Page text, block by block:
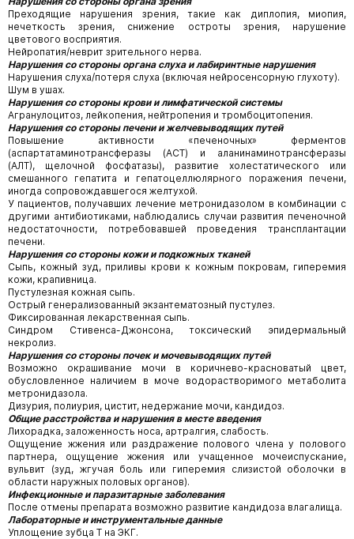
Преходящие нарушения зрения, такие как диплопия, миопия,
нечеткость зрения, снижение остроты зрения, нарушение
цветового восприятия.
Нейропатия/неврит зрительного нерва.
Нарушения со стороны органа слуха и лабиринтные нарушения
Нарушения слуха/потеря слуха (включая нейросенсорную глухоту).
Шум в ушах.
Нарушения со стороны крови и лимфатической системы
Агранулоцитоз, лейкопения, нейтропения и тромбоцитопения.
Нарушения со стороны печени и желчевыводящих путей
Повышение активности «печеночных» ферментов
(аспартатаминотрансферазы (ACT) и аланинаминотрансферазы
(АЛТ), щелочной фосфатазы), развитие холестатического или
смешанного гепатита и гепатоцеллюлярного поражения печени,
иногда сопровождавшегося желтухой.
У пациентов, получавших лечение метронидазолом в комбинации с
другими антибиотиками, наблюдались случаи развития печеночной
недостаточности, потребовавшей проведения трансплантации
печени.
Нарушения со стороны кожи и подкожных тканей
Сыпь, кожный зуд, приливы крови к кожным покровам, гиперемия
кожи, крапивница.
Пустулезная кожная сыпь.
Острый генерализованный экзантематозный пустулез.
Фиксированная лекарственная сыпь.
Синдром Стивенса-Джонсона, токсический эпидермальный
некролиз.
Нарушения со стороны почек и мочевыводящих путей
Возможно окрашивание мочи в коричнево-красноватый цвет,
обусловленное наличием в моче водорастворимого метаболита
метронидазола.
Дизурия, полиурия, цистит, недержание мочи, кандидоз.
Общие расстройства и нарушения в месте введения
Лихорадка, заложенность носа, артралгия, слабость.
Ощущение жжения или раздражение полового члена у полового
партнера, ощущение жжения или учащенное мочеиспускание,
вульвит (зуд, жгучая боль или гиперемия слизистой оболочки в
области наружных половых органов).
Инфекционные и паразитарные заболевания
После отмены препарата возможно развитие кандидоза влагалища.
Лабораторные и инструментальные данные
Уплощение зубца Т на ЭКГ.